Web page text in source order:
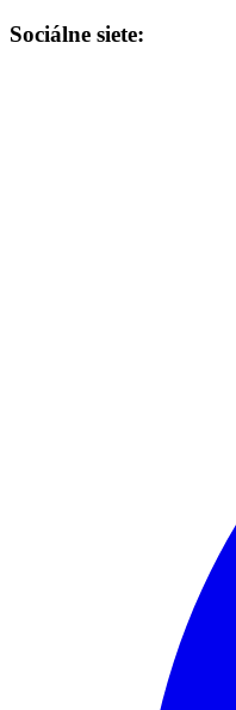
Sociálne siete: